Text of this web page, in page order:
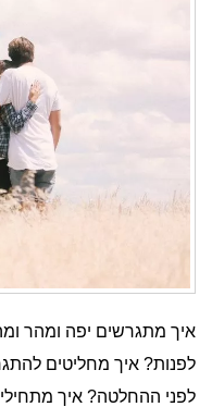
איך מתגרשים יפה ומהר
לפנות? איך מחליטים
לפני ההחלטה? איך